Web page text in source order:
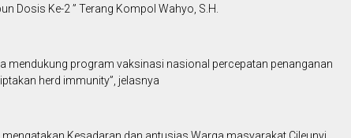
Dosis Ke-2 ” Terang Kompol Wahyo, S.H.
mendukung program vaksinasi nasional percepatan penanganan
herd immunity”, jelasnya